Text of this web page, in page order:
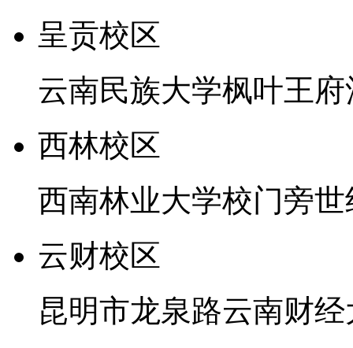
呈贡校区
云南民族大学枫叶王府
西林校区
西南林业大学校门旁
云财校区
昆明市龙泉路云南财